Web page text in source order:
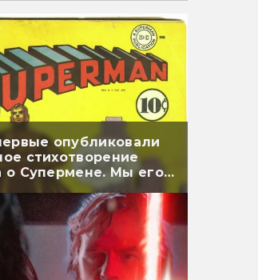
опубликовали
стихотворение
о Супермене. Мы его